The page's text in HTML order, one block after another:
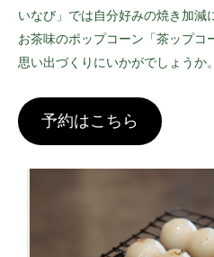
いなび」では自分好みの焼き加減
お茶味のポップコーン「茶ップコ
思い出づくりにいかがでしょうか。
予約はこちら